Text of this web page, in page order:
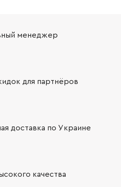
менеджер
для партнёров
доставка по Украине
качества